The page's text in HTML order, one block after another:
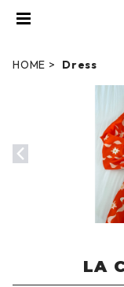
HOME Dress
LA